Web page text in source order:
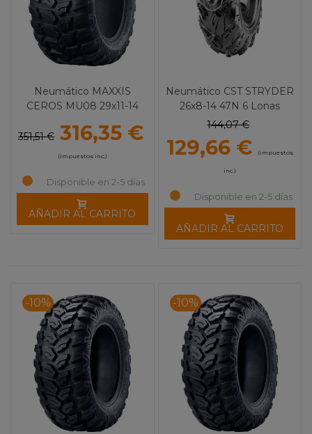
Neumático MAXXIS
CEROS MU08 29x11-14
351,51 € 316,35 €
(impuestos inc.)
Disponible en 2-5 días
AÑADIR AL CARRITO
Neumático CST STRYDER
26x8-14 47N 6 Lonas
144,07 €
129,66 € (impuestos
inc.)
Disponible en 2-5 días
AÑADIR AL CARRITO
-10% -10%